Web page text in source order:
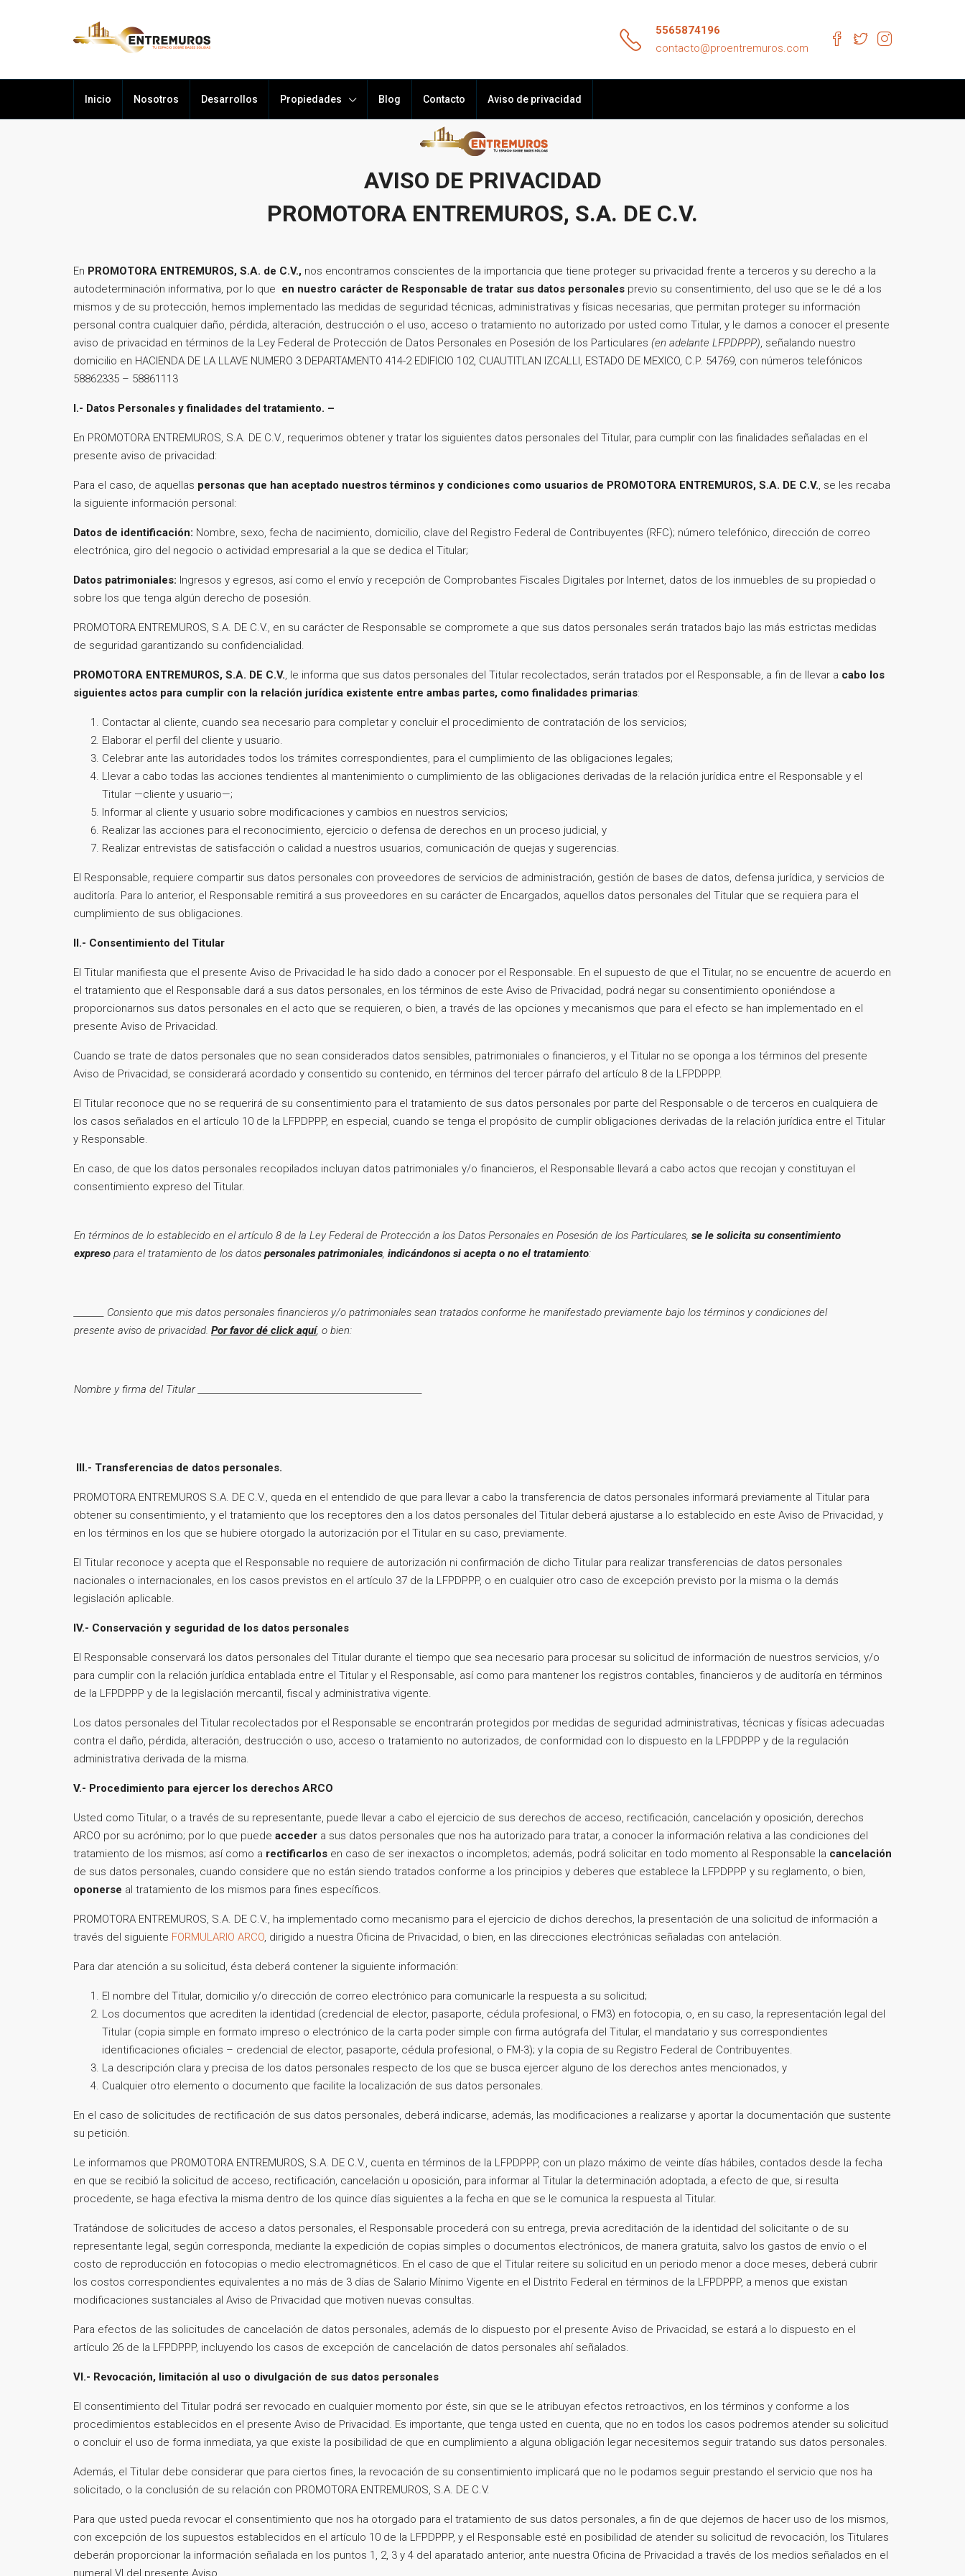
5565874196
contacto@proentremuros.com
Inicio Nosotros Desarrollos Propiedades Blog Contacto Aviso de privacidad
AVISO DE PRIVACIDAD
PROMOTORA ENTREMUROS, S.A. DE C.V.
En PROMOTORA ENTREMUROS, S.A. de C.V., nos encontramos conscientes de la importancia que tiene proteger su privacidad frente a terceros y su derecho a la
autodeterminación informativa, por lo que en nuestro carácter de Responsable de tratar sus datos personales previo su consentimiento, del uso que se le dé a los
mismos y de su protección, hemos implementado las medidas de seguridad técnicas, administrativas y físicas necesarias, que permitan proteger su información
personal contra cualquier daño, pérdida, alteración, destrucción o el uso, acceso o tratamiento no autorizado por usted como Titular, y le damos a conocer el presente
aviso de privacidad en términos de la Ley Federal de Protección de Datos Personales en Posesión de los Particulares (en adelante LFPDPPP), señalando nuestro
domicilio en HACIENDA DE LA LLAVE NUMERO 3 DEPARTAMENTO 414-2 EDIFICIO 102, CUAUTITLAN IZCALLI, ESTADO DE MEXICO, C.P. 54769, con números telefónicos
58862335 – 58861113
I.- Datos Personales y finalidades del tratamiento. –
En PROMOTORA ENTREMUROS, S.A. DE C.V., requerimos obtener y tratar los siguientes datos personales del Titular, para cumplir con las finalidades señaladas en el
presente aviso de privacidad:
Para el caso, de aquellas personas que han aceptado nuestros términos y condiciones como usuarios de PROMOTORA ENTREMUROS, S.A. DE C.V., se les recaba
la siguiente información personal:
Datos de identificación: Nombre, sexo, fecha de nacimiento, domicilio, clave del Registro Federal de Contribuyentes (RFC); número telefónico, dirección de correo
electrónica, giro del negocio o actividad empresarial a la que se dedica el Titular;
Datos patrimoniales: Ingresos y egresos, así como el envío y recepción de Comprobantes Fiscales Digitales por Internet, datos de los inmuebles de su propiedad o
sobre los que tenga algún derecho de posesión.
PROMOTORA ENTREMUROS, S.A. DE C.V., en su carácter de Responsable se compromete a que sus datos personales serán tratados bajo las más estrictas medidas
de seguridad garantizando su confidencialidad.
PROMOTORA ENTREMUROS, S.A. DE C.V., le informa que sus datos personales del Titular recolectados, serán tratados por el Responsable, a fin de llevar a cabo los
siguientes actos para cumplir con la relación jurídica existente entre ambas partes, como finalidades primarias:
Contactar al cliente, cuando sea necesario para completar y concluir el procedimiento de contratación de los servicios;
Elaborar el perfil del cliente y usuario.
Celebrar ante las autoridades todos los trámites correspondientes, para el cumplimiento de las obligaciones legales;
Llevar a cabo todas las acciones tendientes al mantenimiento o cumplimiento de las obligaciones derivadas de la relación jurídica entre el Responsable y el
Titular —cliente y usuario—;
Informar al cliente y usuario sobre modificaciones y cambios en nuestros servicios;
Realizar las acciones para el reconocimiento, ejercicio o defensa de derechos en un proceso judicial, y
Realizar entrevistas de satisfacción o calidad a nuestros usuarios, comunicación de quejas y sugerencias.
El Responsable, requiere compartir sus datos personales con proveedores de servicios de administración, gestión de bases de datos, defensa jurídica, y servicios de
auditoría. Para lo anterior, el Responsable remitirá a sus proveedores en su carácter de Encargados, aquellos datos personales del Titular que se requiera para el
cumplimiento de sus obligaciones.
II.- Consentimiento del Titular
El Titular manifiesta que el presente Aviso de Privacidad le ha sido dado a conocer por el Responsable. En el supuesto de que el Titular, no se encuentre de acuerdo en
el tratamiento que el Responsable dará a sus datos personales, en los términos de este Aviso de Privacidad, podrá negar su consentimiento oponiéndose a
proporcionarnos sus datos personales en el acto que se requieren, o bien, a través de las opciones y mecanismos que para el efecto se han implementado en el
presente Aviso de Privacidad.
Cuando se trate de datos personales que no sean considerados datos sensibles, patrimoniales o financieros, y el Titular no se oponga a los términos del presente
Aviso de Privacidad, se considerará acordado y consentido su contenido, en términos del tercer párrafo del artículo 8 de la LFPDPPP.
El Titular reconoce que no se requerirá de su consentimiento para el tratamiento de sus datos personales por parte del Responsable o de terceros en cualquiera de
los casos señalados en el artículo 10 de la LFPDPPP, en especial, cuando se tenga el propósito de cumplir obligaciones derivadas de la relación jurídica entre el Titular
y Responsable.
En caso, de que los datos personales recopilados incluyan datos patrimoniales y/o financieros, el Responsable llevará a cabo actos que recojan y constituyan el
consentimiento expreso del Titular.
En términos de lo establecido en el artículo 8 de la Ley Federal de Protección a los Datos Personales en Posesión de los Particulares, se le solicita su consentimiento
expreso para el tratamiento de los datos personales patrimoniales, indicándonos si acepta o no el tratamiento:
_______ Consiento que mis datos personales financieros y/o patrimoniales sean tratados conforme he manifestado previamente bajo los términos y condiciones del
presente aviso de privacidad. Por favor dé click aquí, o bien:
Nombre y firma del Titular ____________________________________________________
III.- Transferencias de datos personales.
PROMOTORA ENTREMUROS S.A. DE C.V., queda en el entendido de que para llevar a cabo la transferencia de datos personales informará previamente al Titular para
obtener su consentimiento, y el tratamiento que los receptores den a los datos personales del Titular deberá ajustarse a lo establecido en este Aviso de Privacidad, y
en los términos en los que se hubiere otorgado la autorización por el Titular en su caso, previamente.
El Titular reconoce y acepta que el Responsable no requiere de autorización ni confirmación de dicho Titular para realizar transferencias de datos personales
nacionales o internacionales, en los casos previstos en el artículo 37 de la LFPDPPP, o en cualquier otro caso de excepción previsto por la misma o la demás
legislación aplicable.
IV.- Conservación y seguridad de los datos personales
El Responsable conservará los datos personales del Titular durante el tiempo que sea necesario para procesar su solicitud de información de nuestros servicios, y/o
para cumplir con la relación jurídica entablada entre el Titular y el Responsable, así como para mantener los registros contables, financieros y de auditoría en términos
de la LFPDPPP y de la legislación mercantil, fiscal y administrativa vigente.
Los datos personales del Titular recolectados por el Responsable se encontrarán protegidos por medidas de seguridad administrativas, técnicas y físicas adecuadas
contra el daño, pérdida, alteración, destrucción o uso, acceso o tratamiento no autorizados, de conformidad con lo dispuesto en la LFPDPPP y de la regulación
administrativa derivada de la misma.
V.- Procedimiento para ejercer los derechos ARCO
Usted como Titular, o a través de su representante, puede llevar a cabo el ejercicio de sus derechos de acceso, rectificación, cancelación y oposición, derechos
ARCO por su acrónimo; por lo que puede acceder a sus datos personales que nos ha autorizado para tratar, a conocer la información relativa a las condiciones del
tratamiento de los mismos; así como a rectificarlos en caso de ser inexactos o incompletos; además, podrá solicitar en todo momento al Responsable la cancelación
de sus datos personales, cuando considere que no están siendo tratados conforme a los principios y deberes que establece la LFPDPPP y su reglamento, o bien,
oponerse al tratamiento de los mismos para fines específicos.
PROMOTORA ENTREMUROS, S.A. DE C.V., ha implementado como mecanismo para el ejercicio de dichos derechos, la presentación de una solicitud de información a
través del siguiente FORMULARIO ARCO, dirigido a nuestra Oficina de Privacidad, o bien, en las direcciones electrónicas señaladas con antelación.
Para dar atención a su solicitud, ésta deberá contener la siguiente información:
El nombre del Titular, domicilio y/o dirección de correo electrónico para comunicarle la respuesta a su solicitud;
Los documentos que acrediten la identidad (credencial de elector, pasaporte, cédula profesional, o FM3) en fotocopia, o, en su caso, la representación legal del
Titular (copia simple en formato impreso o electrónico de la carta poder simple con firma autógrafa del Titular, el mandatario y sus correspondientes
identificaciones oficiales – credencial de elector, pasaporte, cédula profesional, o FM-3); y la copia de su Registro Federal de Contribuyentes.
La descripción clara y precisa de los datos personales respecto de los que se busca ejercer alguno de los derechos antes mencionados, y
Cualquier otro elemento o documento que facilite la localización de sus datos personales.
En el caso de solicitudes de rectificación de sus datos personales, deberá indicarse, además, las modificaciones a realizarse y aportar la documentación que sustente
su petición.
Le informamos que PROMOTORA ENTREMUROS, S.A. DE C.V., cuenta en términos de la LFPDPPP, con un plazo máximo de veinte días hábiles, contados desde la fecha
en que se recibió la solicitud de acceso, rectificación, cancelación u oposición, para informar al Titular la determinación adoptada, a efecto de que, si resulta
procedente, se haga efectiva la misma dentro de los quince días siguientes a la fecha en que se le comunica la respuesta al Titular.
Tratándose de solicitudes de acceso a datos personales, el Responsable procederá con su entrega, previa acreditación de la identidad del solicitante o de su
representante legal, según corresponda, mediante la expedición de copias simples o documentos electrónicos, de manera gratuita, salvo los gastos de envío o el
costo de reproducción en fotocopias o medio electromagnéticos. En el caso de que el Titular reitere su solicitud en un periodo menor a doce meses, deberá cubrir
los costos correspondientes equivalentes a no más de 3 días de Salario Mínimo Vigente en el Distrito Federal en términos de la LFPDPPP, a menos que existan
modificaciones sustanciales al Aviso de Privacidad que motiven nuevas consultas.
Para efectos de las solicitudes de cancelación de datos personales, además de lo dispuesto por el presente Aviso de Privacidad, se estará a lo dispuesto en el
artículo 26 de la LFPDPPP, incluyendo los casos de excepción de cancelación de datos personales ahí señalados.
VI.- Revocación, limitación al uso o divulgación de sus datos personales
El consentimiento del Titular podrá ser revocado en cualquier momento por éste, sin que se le atribuyan efectos retroactivos, en los términos y conforme a los
procedimientos establecidos en el presente Aviso de Privacidad. Es importante, que tenga usted en cuenta, que no en todos los casos podremos atender su solicitud
o concluir el uso de forma inmediata, ya que existe la posibilidad de que en cumplimiento a alguna obligación legar necesitemos seguir tratando sus datos personales.
Además, el Titular debe considerar que para ciertos fines, la revocación de su consentimiento implicará que no le podamos seguir prestando el servicio que nos ha
solicitado, o la conclusión de su relación con PROMOTORA ENTREMUROS, S.A. DE C.V.
Para que usted pueda revocar el consentimiento que nos ha otorgado para el tratamiento de sus datos personales, a fin de que dejemos de hacer uso de los mismos,
con excepción de los supuestos establecidos en el artículo 10 de la LFPDPPP, y el Responsable esté en posibilidad de atender su solicitud de revocación, los Titulares
deberán proporcionar la información señalada en los puntos 1, 2, 3 y 4 del aparatado anterior, ante nuestra Oficina de Privacidad a través de los medios señalados en el
numeral VI del presente Aviso.